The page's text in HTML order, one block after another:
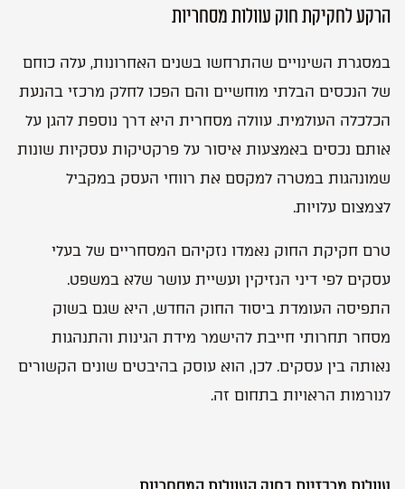
i
e
הרקע לחקיקת חוק עוולות מסחריות
במסגרת השינויים שהתרחשו בשנים האחרונות, עלה כוחם
של הנכסים הבלתי מוחשיים והם הפכו לחלק מרכזי בהנעת
הכלכלה העולמית. עוולה מסחרית היא דרך נוספת להגן על
אותם נכסים באמצעות איסור על פרקטיקות עסקיות שונות
שמונהגות במטרה למקסם את רווחי העסק במקביל
לצמצום עלויות.
טרם חקיקת החוק נאמדו נזקיהם המסחריים של בעלי
עסקים לפי דיני הנזיקין ועשיית עושר שלא במשפט.
התפיסה העומדת ביסוד החוק החדש, היא שגם בשוק
מסחר תחרותי חייבת להישמר מידת הגינות והתנהגות
נאותה בין עסקים. לכן, הוא עוסק בהיבטים שונים הקשורים
לנורמות הראויות בתחום זה.